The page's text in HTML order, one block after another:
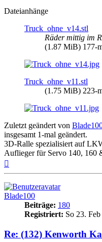
Dateianhänge
Truck_ohne_v14.stl
Räder mittig im
(1.87 MiB) 177-
Truck_ohne_v11.stl
(1.75 MiB) 223-
Zuletzt geändert von
insgesamt 1-mal geändert.
3D-Ralle spezialisiert auf
Auflieger für Servo 140, 160
Blade100
Beiträge: 180
Registriert: So 23.
Re: (132) Kenworth